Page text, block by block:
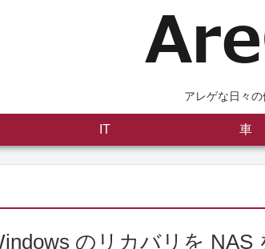
アレゲな日々
IT 車
のリカバリを NAS